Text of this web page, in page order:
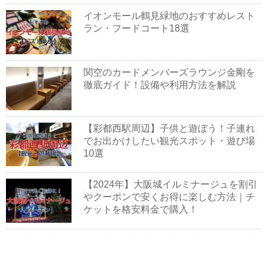
イオンモール鶴見緑地のおすすめレスト
ラン・フードコート18選
関空のカードメンバーズラウンジ金剛を
徹底ガイド！設備や利用方法を解説
【彩都西駅周辺】子供と遊ぼう！子連れ
でお出かけしたい観光スポット・遊び場
10選
【2024年】大阪城イルミナージュを割引
やクーポンで安くお得に楽しむ方法｜チ
ケットを格安料金で購入！